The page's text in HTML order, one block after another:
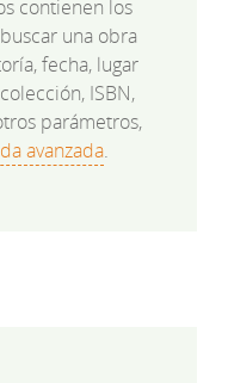
contienen los
una obra
fecha, lugar
ISBN,
parámetros,
avanzada.